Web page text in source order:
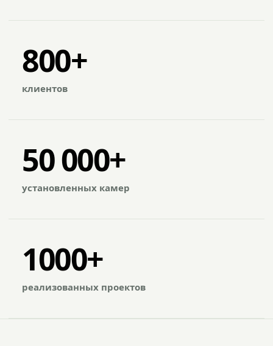
800+
клиентов
50 000+
установленных камер
1000+
реализованных проектов